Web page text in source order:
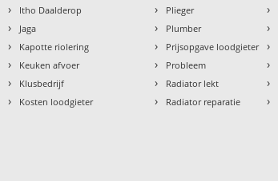
› Itho Daalderop
› Jaga
› Kapotte riolering
› Keuken afvoer
› Klusbedrijf
› Kosten loodgieter
› Plieger
› Plumber
› Prijsopgave loodgieter
› Probleem
› Radiator lekt
› Radiator reparatie
›
›
›
›
›
›